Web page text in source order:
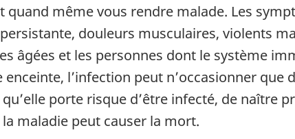
même vous rendre malade. Les
douleurs musculaires, violents
âgées et les personnes dont le système
l’infection peut n’occasionner que
porte risque d’être infecté, de naître
maladie peut causer la mort.